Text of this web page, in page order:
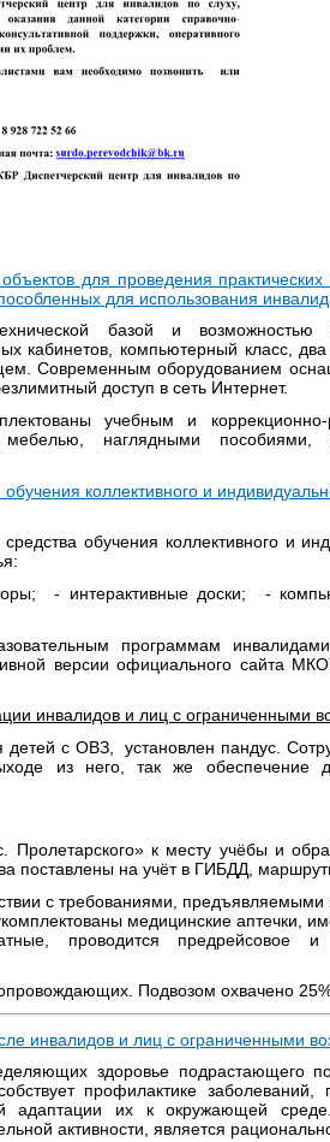
объектов для проведения
для использования
базой и возможностью
кабинетов, компьютерный класс,
Современным оборудованием
доступ в сеть Интернет.
учебным и коррекционно-
наглядными пособиями,
коллективного и
обучения коллективного и
- интерактивные доски; -
программам
версии официального сайта
инвалидов и лиц с ограниченными
детей с ОВЗ, установлен пандус.
из него, так же обеспечение
к месту учёбы и
поставлены на учёт в ГИБДД,
с требованиями, предъявляемыми
медицинские аптечки,
проводится предрейсовое и
Подвозом охвачено
инвалидов и лиц с ограниченными
здоровье подрастающего
профилактике
адаптации их к окружающей
активности, является